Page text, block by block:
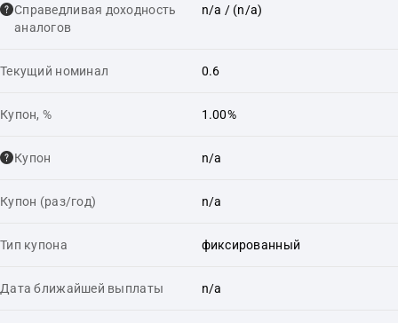
Справедливая доходность
аналогов
n/a / (n/a)
Текущий номинал 0.6
Купон, % 1.00%
Купон n/a
Купон (раз/год) n/a
Тип купона фиксированный
Дата ближайшей выплаты n/a